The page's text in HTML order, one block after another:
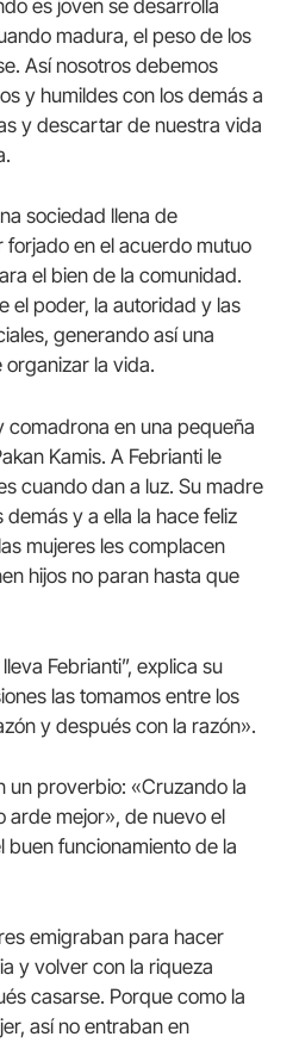
es joven se desarrolla
madura, el peso de los
Así nosotros debemos
y humildes con los demás a
y descartar de nuestra vida
sociedad llena de
en el acuerdo mutuo
el bien de la comunidad.
el poder, la autoridad y las
generando así una
la vida.
comadrona en una pequeña
Kamis. A Febrianti le
cuando dan a luz. Su madre
y a ella la hace feliz
mujeres les complacen
hijos no paran hasta que
Febrianti”, explica su
las tomamos entre los
y después con la razón».
un proverbio: «Cruzando la
arde mejor», de nuevo el
buen funcionamiento de la
emigraban para hacer
y volver con la riqueza
casarse. Porque como la
así no entraban en